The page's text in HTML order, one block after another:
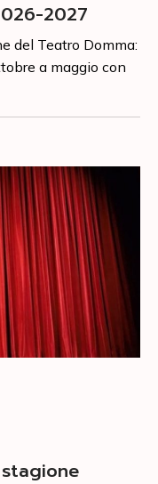
2027
del Teatro Domma:
a maggio con